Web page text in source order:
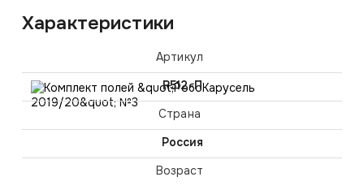
Характеристики
Артикул
R512-П
Страна
Россия
Возраст